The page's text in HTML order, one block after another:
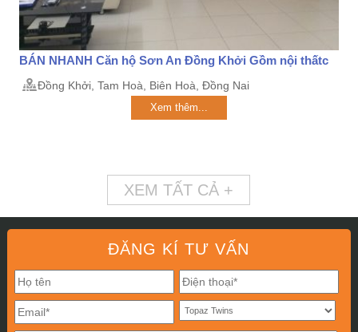
BÁN NHANH Căn hộ Sơn An Đồng Khởi Gồm nội thấtc
Đồng Khởi, Tam Hoà, Biên Hoà, Đồng Nai
Xem thêm...
XEM TẤT CẢ +
ĐĂNG KÍ TƯ VẤN